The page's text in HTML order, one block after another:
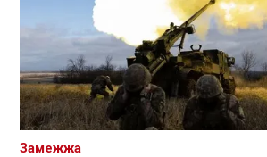
Замежжа